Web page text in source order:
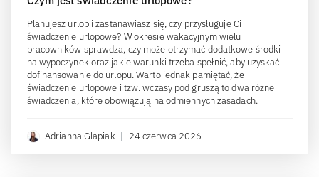
Planujesz urlop i zastanawiasz się, czy przysługuje Ci
świadczenie urlopowe? W okresie wakacyjnym wielu
pracowników sprawdza, czy może otrzymać dodatkowe środki
na wypoczynek oraz jakie warunki trzeba spełnić, aby uzyskać
dofinansowanie do urlopu. Warto jednak pamiętać, że
świadczenie urlopowe i tzw. wczasy pod gruszą to dwa różne
świadczenia, które obowiązują na odmiennych zasadach.
Adrianna Glapiak | 24 czerwca 2026